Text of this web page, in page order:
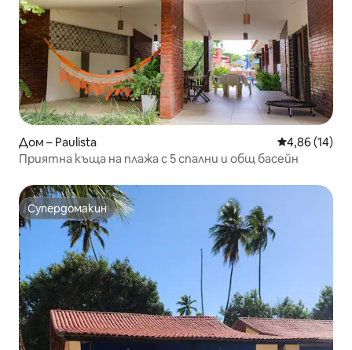
Дом – Paulista Средна
4,86 (14)
Приятна къща на плажа с 5 спални и общ басейн
Супердомакин
Супердомакин